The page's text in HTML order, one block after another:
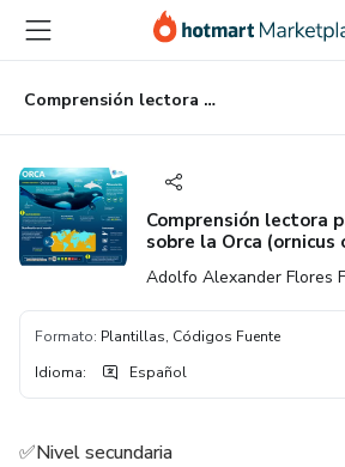
principal
página
de
página
Comprensión lectora para una infografía sobre la Orca (ornicus orca)
Comprensión lectora
sobre la Orca (ornicus
Adolfo Alexander Flores
Formato: Plantillas, Códigos Fuente
Idioma: Español
✅Nivel secundaria